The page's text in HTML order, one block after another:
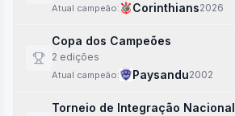
Atual campeão: Corinthians2026
Copa dos Campeões
2 edições
Atual campeão: Paysandu2002
Torneio de Integração Nacional